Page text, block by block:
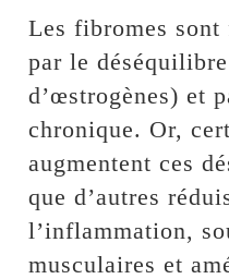
Les fibromes
par le
d’œstrogènes) et
chronique. Or,
augmentent ces
que d’autres
l’inflammation,
musculaires et